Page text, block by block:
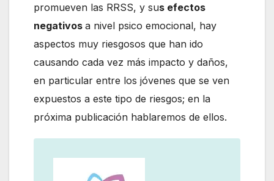
promueven las RRSS, y sus efectos
negativos a nivel psico emocional, hay
aspectos muy riesgosos que han ido
causando cada vez más impacto y daños,
en particular entre los jóvenes que se ven
expuestos a este tipo de riesgos; en la
próxima publicación hablaremos de ellos.